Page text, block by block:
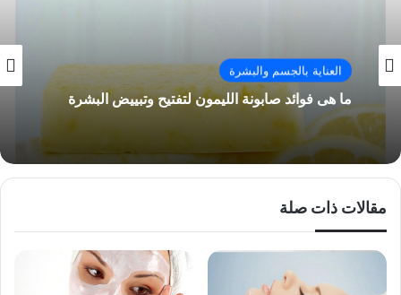
العناية بالجسم والبشرة
ما هى فوائد صابونة الليمون لتفتيح وتبييض البشرة
مقالات ذات صلة